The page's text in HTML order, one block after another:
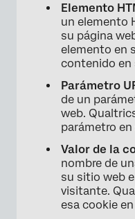
Elemento
un elemento
su página
elemento en
contenido en
Parámetro
de un
web.
parámetro
Valor de la
nombre de
su sitio web
visitante.
esa cookie